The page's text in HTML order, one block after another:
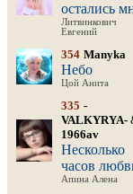
остались
Литвинкович
Евгений
354 Manyka
Небо
Цой Анита
335 -
VALKYRYA-
1966av
Несколько
часов
Апина Алена